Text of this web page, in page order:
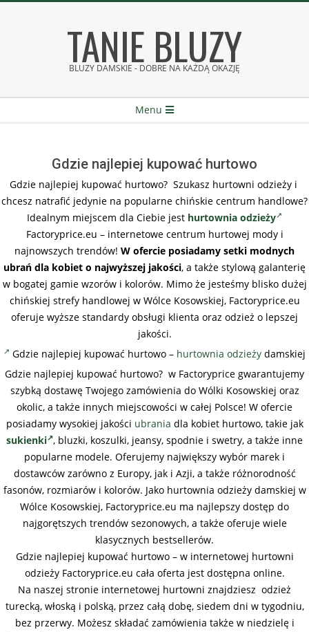
TANIE BLUZY
BLUZY DAMSKIE - DOBRE NA KAŻDĄ OKAZJĘ
Menu
Gdzie najlepiej kupować hurtowo
Gdzie najlepiej kupować hurtowo? Szukasz hurtowni odzieży i
chcesz natrafić jedynie na popularne chińskie centrum handlowe?
Idealnym miejscem dla Ciebie jest hurtownia odzieży
Factoryprice.eu – internetowe centrum hurtowej mody i
najnowszych trendów! W ofercie posiadamy setki modnych
ubrań dla kobiet o najwyższej jakości, a także stylową galanterię
w bogatej gamie wzorów i kolorów. Mimo że jesteśmy blisko dużej
chińskiej strefy handlowej w Wólce Kosowskiej, Factoryprice.eu
oferuje wyższe standardy obsługi klienta oraz odzież o lepszej
jakości.
Gdzie najlepiej kupować hurtowo – hurtownia odzieży damskiej
Gdzie najlepiej kupować hurtowo? w Factoryprice gwarantujemy
szybką dostawę Twojego zamówienia do Wólki Kosowskiej oraz
okolic, a także innych miejscowości w całej Polsce! W ofercie
posiadamy wysokiej jakości ubrania dla kobiet hurtowo, takie jak
sukienki , bluzki, koszulki, jeansy, spodnie i swetry, a także inne
popularne modele. Oferujemy największy wybór marek i
dostawców zarówno z Europy, jak i Azji, a także różnorodność
fasonów, rozmiarów i kolorów. Jako hurtownia odzieży damskiej w
Wólce Kosowskiej, Factoryprice.eu ma najlepszy dostęp do
najgorętszych trendów sezonowych, a także oferuje wiele
klasycznych bestsellerów.
Gdzie najlepiej kupować hurtowo – w internetowej hurtowni
odzieży Factoryprice.eu cała oferta jest dostępna online.
Na naszej stronie internetowej hurtowni znajdziesz odzież
turecką, włoską i polską, przez całą dobę, siedem dni w tygodniu,
bez przerwy. Możesz składać zamówienia także w niedzielę i